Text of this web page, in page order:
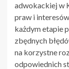
adwokackiej w
praw i
każdym etapie
zbędnych
na korzystne
odpowiednich